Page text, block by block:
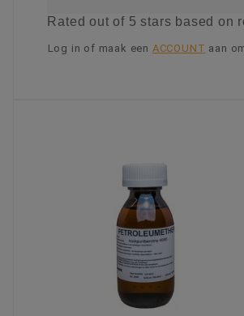
Ratedout of 5 stars based on
Log in of maak een ACCOUNT aan